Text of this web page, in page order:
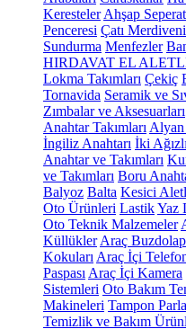
Keresteler Ahşap
Penceresi Çatı Merdiveni
Sundurma Menfezler
HIRDAVAT EL
Lokma Takımları Çekiç
Tornavida Seramik ve
Zımbalar ve Aksesuarları
Anahtar Takımları Alyan
İngiliz Anahtarı İki
Anahtar ve Takımları
ve Takımları Boru
Balyoz Balta Kesici
Oto Ürünleri LastikYaz
Oto Teknik Malzemeler
Küllükler Araç
Kokuları Araç İçi
Paspası Araç İçi Kamera
Sistemleri Oto Bakım
Makineleri Tampon
Temizlik ve Bakım